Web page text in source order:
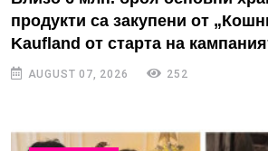
продукти са закупени от
Kaufland от старта на
AUGUST 07, 2026 252